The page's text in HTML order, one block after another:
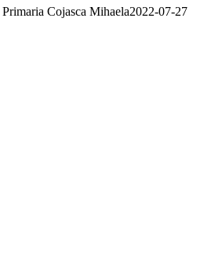
Primaria Cojasca Mihaela2022-07-27